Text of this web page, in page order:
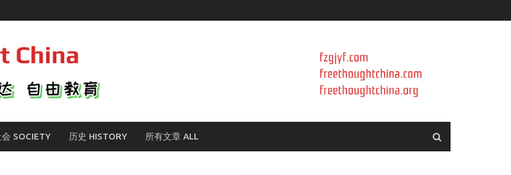
SOCIETY 历史 HISTORY 所有文章 ALL